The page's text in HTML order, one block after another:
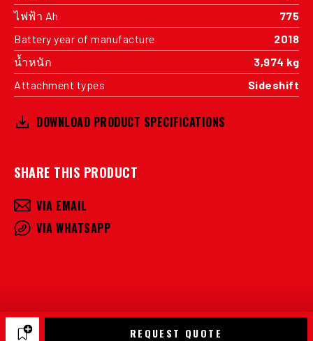
ไฟฟ้า Ah
775
Battery year of manufacture
2018
น้ำหนัก
3,974 kg
Attachment types
Sideshift
DOWNLOAD PRODUCT SPECIFICATIONS
SHARE THIS PRODUCT
VIA EMAIL
VIA WHATSAPP
REQUEST QUOTE